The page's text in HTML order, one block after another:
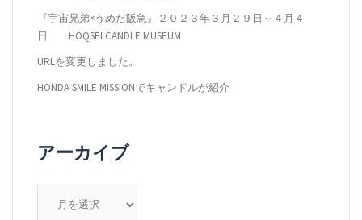
『宇宙兄弟×うめだ阪急』２０２３年３月２９日～４月４
日 HOQSEI CANDLE MUSEUM
URLを変更しました。
HONDA SMILE MISSIONでキャンドルが紹介
アーカイブ